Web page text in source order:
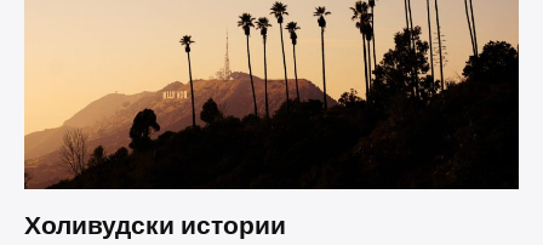
Холивудски истории